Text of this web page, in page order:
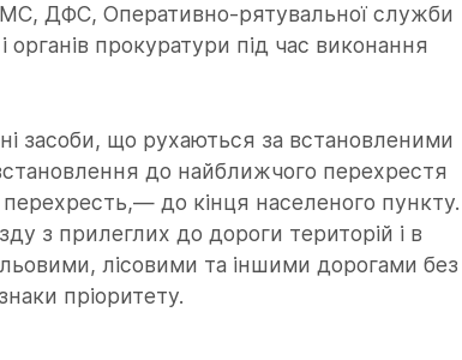
ДФС, Оперативно-рятувальної служби
органів прокуратури під час виконання
засоби, що рухаються за встановленими
до найближчого перехрестя
до кінця населеного пункту.
з прилеглих до дороги територій і в
лісовими та іншими дорогами без
пріоритету.